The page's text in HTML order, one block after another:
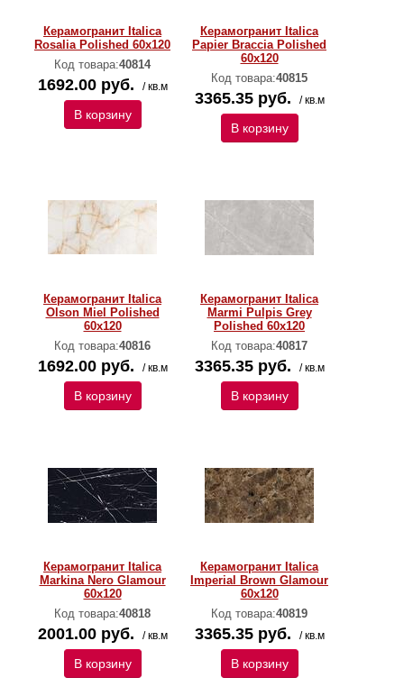
Керамогранит Italica
Rosalia Polished 60х120
Код товара:40814
1692.00 руб. / кв.м
В корзину
Керамогранит Italica
Papier Braccia Polished
60х120
Код товара:40815
3365.35 руб. / кв.м
В корзину
Керамогранит Italica
Olson Miel Polished
60х120
Код товара:40816
1692.00 руб. / кв.м
В корзину
Керамогранит Italica
Marmi Pulpis Grey
Polished 60х120
Код товара:40817
3365.35 руб. / кв.м
В корзину
Керамогранит Italica
Markina Nero Glamour
60х120
Код товара:40818
2001.00 руб. / кв.м
В корзину
Керамогранит Italica
Imperial Brown Glamour
60х120
Код товара:40819
3365.35 руб. / кв.м
В корзину